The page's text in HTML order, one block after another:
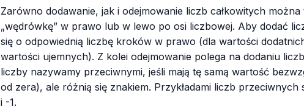
Zarówno dodawanie, jak i odejmowanie liczb całkowitych
„wędrówkę” w prawo lub w lewo po osi liczbowej. Aby dodać
się o odpowiednią liczbę kroków w prawo (dla wartości
wartości ujemnych). Z kolei odejmowanie polega na dodaniu
liczby nazywamy przeciwnymi, jeśli mają tę samą wartość
od zera), ale różnią się znakiem. Przykładami liczb przeciwnych
i -1.